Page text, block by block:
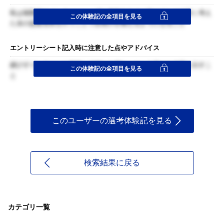
私は複数日のインターンシップに参加するのは初めてなので深く考え
た末の提案発表を行うことで企画力を養えるようになること
この体験記の全項目を見る
エントリーシート記入時に注意した点やアドバイス
媚びずインターンに参加して何かを得たいという考えを全面に出すこ
この体験記の全項目を見る
このユーザーの選考体験記を見る
検索結果に戻る
カテゴリ一覧